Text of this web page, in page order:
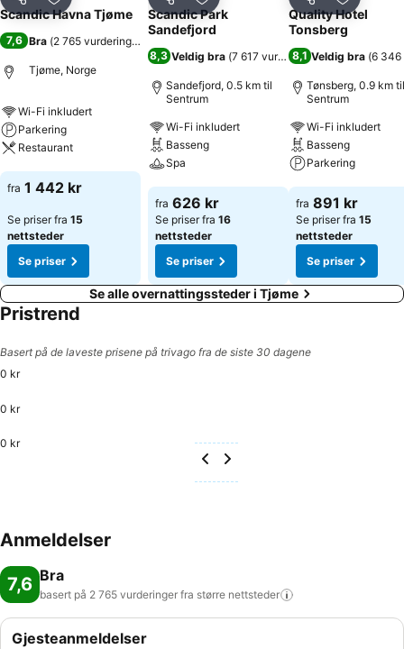
Del Legg til i favoritter
Scandic Havna Tjøme
7,6 Bra (2 765 vurderinger
Tjøme, Norge
Wi-Fi inkludert
Parkering
Restaurant
Se priser
fra 1 442 kr
Se priser fra 15
nettsteder
Se priser
Del Legg til i favoritter
Scandic Park
Sandefjord
8,3 Veldig bra (7 617 vurderinger)
Sandefjord, 0.5 km til
Sentrum
Wi-Fi inkludert
Basseng
Spa
Se priser
fra 626 kr
Se priser fra 16
nettsteder
Se priser
Del Legg til
Quality Hotel
Tonsberg
8,1 Veldig bra (6 346
Tønsberg, 0.9 km til
Sentrum
Wi-Fi inkludert
Basseng
Parkering
Se priser
fra 891 kr
Se priser fra 15
nettsteder
Se priser
Se alle overnattingssteder i Tjøme
Pristrend
Basert på de laveste prisene på trivago fra de siste 30 dagene
0 kr
0 kr
0 kr
Anmeldelser
7,6 Bra
basert på 2 765 vurderinger fra større nettsteder
Gjesteanmeldelser